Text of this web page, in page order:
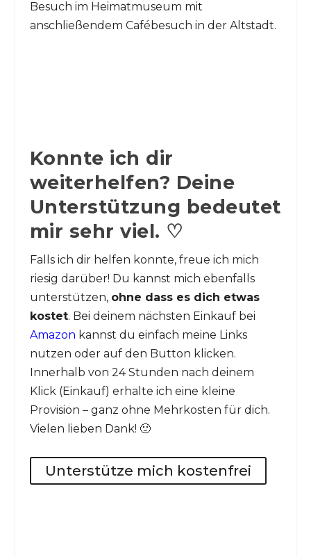
Besuch im Heimatmuseum mit
anschließendem Cafébesuch in der Altstadt.
Konnte ich dir
weiterhelfen? Deine
Unterstützung bedeutet
mir sehr viel. ♡
Falls ich dir helfen konnte, freue ich mich
riesig darüber! Du kannst mich ebenfalls
unterstützen, ohne dass es dich etwas
kostet. Bei deinem nächsten Einkauf bei
Amazon kannst du einfach meine Links
nutzen oder auf den Button klicken.
Innerhalb von 24 Stunden nach deinem
Klick (Einkauf) erhalte ich eine kleine
Provision – ganz ohne Mehrkosten für dich.
Vielen lieben Dank! 🙂
Unterstütze mich kostenfrei